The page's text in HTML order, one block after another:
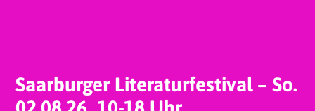
Saarburger Literaturfestival – So.